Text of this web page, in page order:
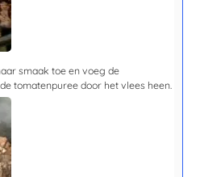
smaak toe en voeg de
tomatenpuree door het vlees heen.